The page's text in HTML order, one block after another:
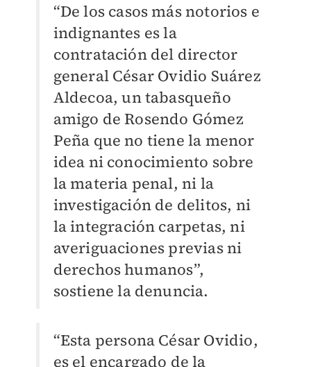
“De los casos más notorios e
indignantes es la
contratación del director
general César Ovidio Suárez
Aldecoa, un tabasqueño
amigo de Rosendo Gómez
Peña que no tiene la menor
idea ni conocimiento sobre
la materia penal, ni la
investigación de delitos, ni
la integración carpetas, ni
averiguaciones previas ni
derechos humanos”,
sostiene la denuncia.
“Esta persona César Ovidio,
es el encargado de la